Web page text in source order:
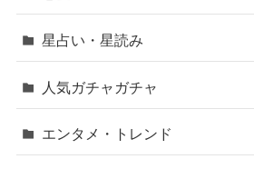
星占い・星読み
人気ガチャガチャ
エンタメ・トレンド